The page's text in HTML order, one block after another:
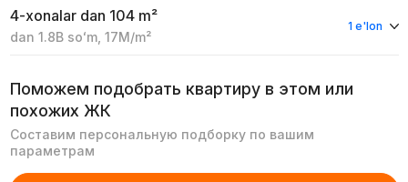
4-xonalar dan 104 m²
dan 1.8B soʻm, 17M/m²
1 e'lon
Поможем подобрать квартиру в этом или
похожих ЖК
Составим персональную подборку по вашим
параметрам